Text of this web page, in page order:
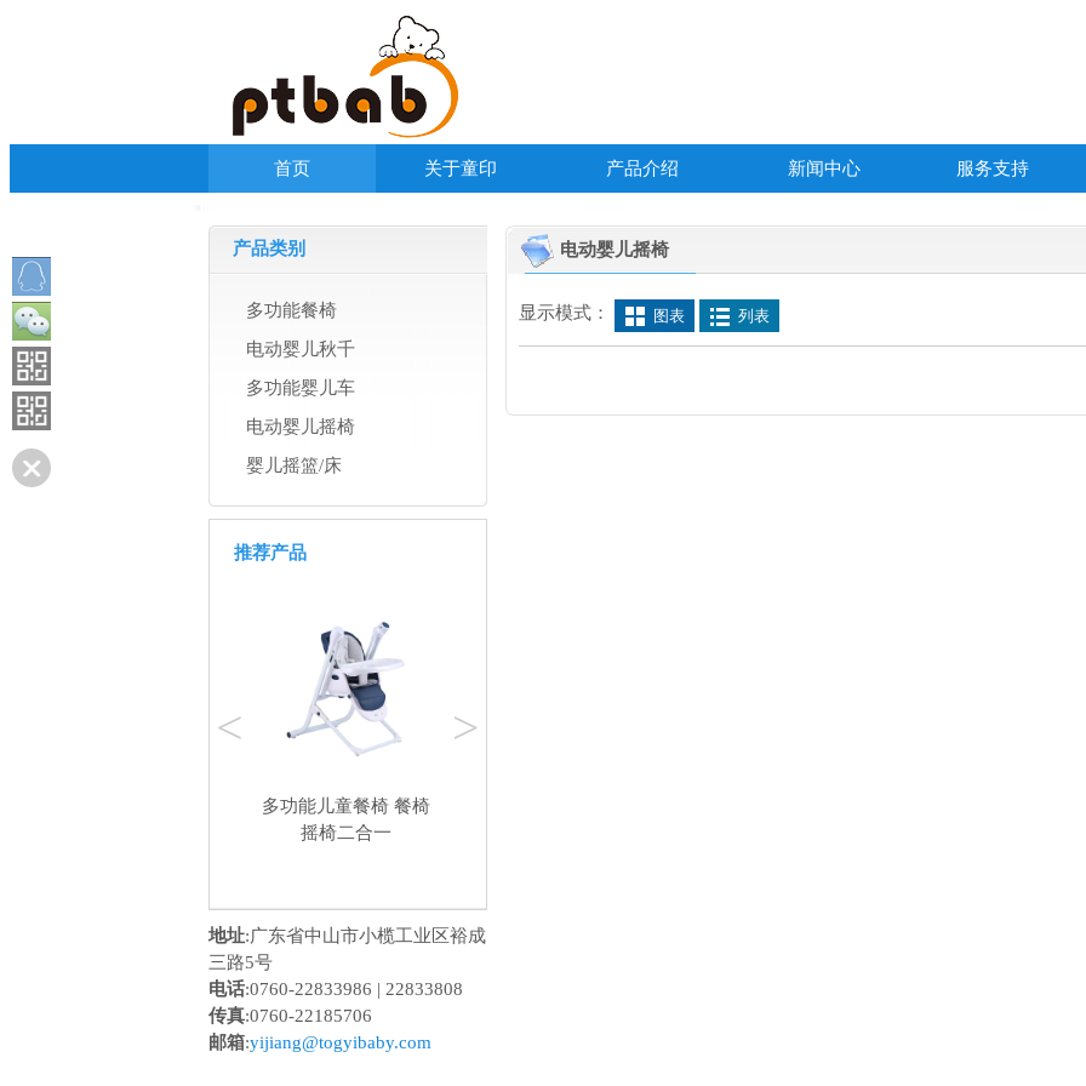
首页 关于童印 产品介绍 新闻中心 服务支持
产品类别
多功能餐椅
电动婴儿秋千
多功能婴儿车
电动婴儿摇椅
婴儿摇篮/床
推荐产品
多功能儿童餐椅 餐椅
摇椅二合一
< >
地址:广东省中山市小榄工业区裕成
三路5号
电话:0760-22833986 | 22833808
传真:0760-22185706
邮箱:yijiang@togyibaby.com
电动婴儿摇椅
显示模式： 图表 列表